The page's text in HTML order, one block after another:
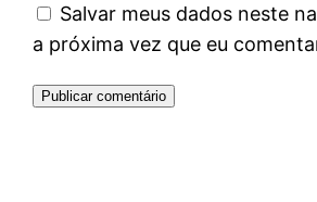
Salvar meus dados neste
a próxima vez que eu